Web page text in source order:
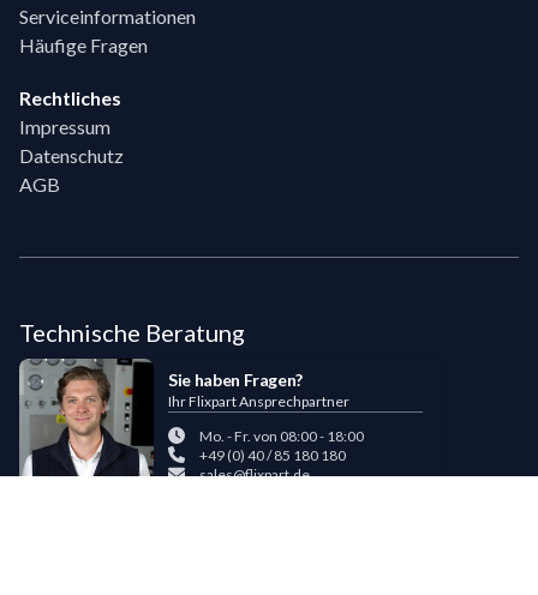
Serviceinformationen
Häufige Fragen
Rechtliches
Impressum
Datenschutz
AGB
Technische Beratung
Sie haben Fragen?
Ihr Flixpart Ansprechpartner
Mo. - Fr. von 08:00 - 18:00
+49 (0) 40 / 85 180 180
sales@flixpart.de